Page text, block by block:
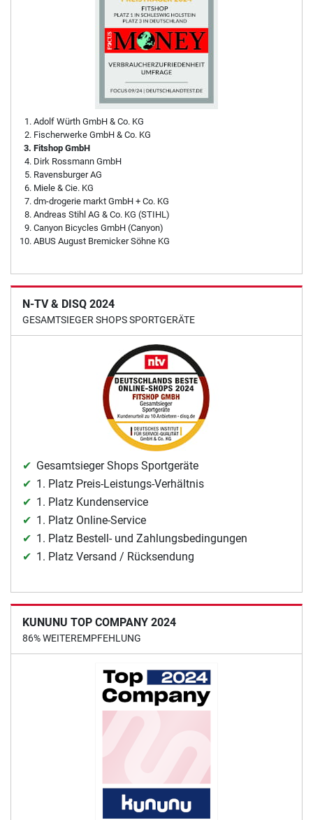
Adolf Würth GmbH & Co. KG
Fischerwerke GmbH & Co. KG
Fitshop GmbH
Dirk Rossmann GmbH
Ravensburger AG
Miele & Cie. KG
dm-drogerie markt GmbH + Co. KG
Andreas Stihl AG & Co. KG (STIHL)
Canyon Bicycles GmbH (Canyon)
ABUS August Bremicker Söhne KG
N-TV & DISQ 2024
GESAMTSIEGER SHOPS SPORTGERÄTE
Gesamtsieger Shops Sportgeräte
1. Platz Preis-Leistungs-Verhältnis
1. Platz Kundenservice
1. Platz Online-Service
1. Platz Bestell- und Zahlungsbedingungen
1. Platz Versand / Rücksendung
KUNUNU TOP COMPANY 2024
86% WEITEREMPFEHLUNG